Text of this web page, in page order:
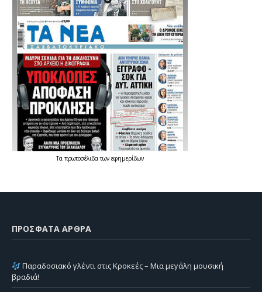
Τα πρωτοσέλιδατων εφημερίδων
ΠΡΌΣΦΑΤΑ ΆΡΘΡΑ
Παραδοσιακό γλέντι στις Κροκεές – Μια μεγάλη μουσική
βραδιά!